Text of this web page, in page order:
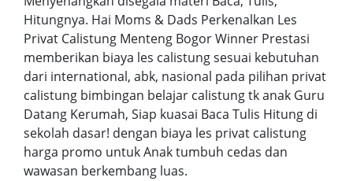
Hitungnya. Hai Moms & Dads Perkenalkan Les
Privat Calistung Menteng Bogor Winner Prestasi
memberikan biaya les calistung sesuai kebutuhan
dari international, abk, nasional pada pilihan privat
calistung bimbingan belajar calistung tk anak Guru
Datang Kerumah, Siap kuasai Baca Tulis Hitung di
sekolah dasar! dengan biaya les privat calistung
harga promo untuk Anak tumbuh cedas dan
wawasan berkembang luas.